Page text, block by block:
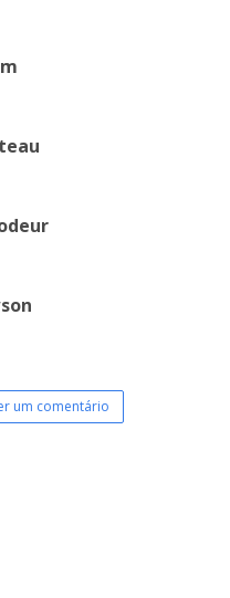
um comentário